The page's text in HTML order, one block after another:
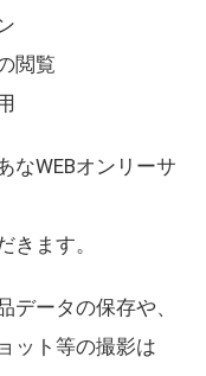
閲覧
なWEBオンリーサ
きます。
データの保存や、
ット等の撮影は